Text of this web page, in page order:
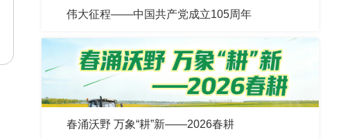
伟大征程——中国共产党成立105周年
春涌沃野 万象“耕”新——2026春耕